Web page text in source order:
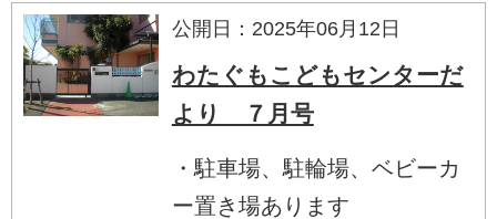
公開日：2025年06月12日
わたぐもこどもセンターだ
より ７月号
・駐車場、駐輪場、ベビーカ
ー置き場あります